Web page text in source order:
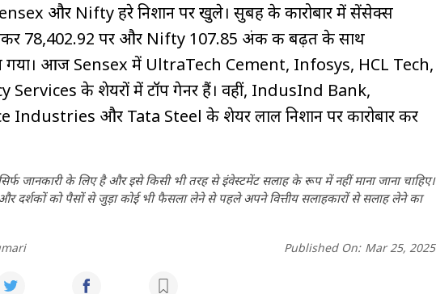
और Nifty हरे निशान पर खुले। सुबह के कारोबार में सेंसेक्स
78,402.92 पर और Nifty 107.85 अंक की बढ़त के साथ
गया। आज Sensex में UltraTech Cement, Infosys, HCL Tech,
Services के शेयरों में टॉप गेनर हैं। वहीं, IndusInd Bank,
Industries और Tata Steel के शेयर लाल निशान पर कारोबार कर
जानकारी के लिए है और इसे किसी भी तरह से इंवेस्टमेंट सलाह के रूप में नहीं माना जाना चाहिए।
दर्शकों को पैसों से जुड़ा कोई भी फैसला लेने से पहले अपने वित्तीय सलाहकारों से सलाह लेने का
Published On: Mar 25, 2025